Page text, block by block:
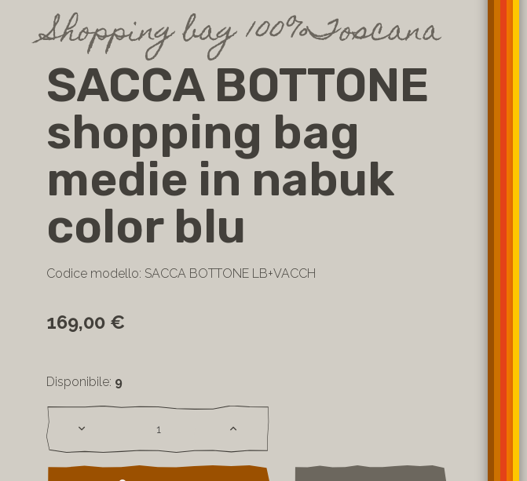
Shopping bag 100%Toscana
SACCA BOTTONE
shopping bag
medie in nabuk
color blu
Codice modello: SACCA BOTTONE LB+VACCH
169,00 €
Disponibile: 9